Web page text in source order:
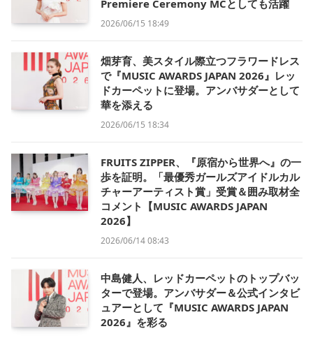
Premiere Ceremony MCとしても活躍
2026/06/15 18:49
畑芽育、美スタイル際立つフラワードレス
で『MUSIC AWARDS JAPAN 2026』レッ
ドカーペットに登場。アンバサダーとして
華を添える
2026/06/15 18:34
FRUITS ZIPPER、『原宿から世界へ』の一
歩を証明。「最優秀ガールズアイドルカル
チャーアーティスト賞」受賞＆囲み取材全
コメント【MUSIC AWARDS JAPAN
2026】
2026/06/14 08:43
中島健人、レッドカーペットのトップバッ
ターで登場。アンバサダー＆公式インタビ
ュアーとして『MUSIC AWARDS JAPAN
2026』を彩る